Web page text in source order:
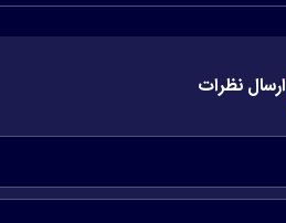
ارسال نظرات